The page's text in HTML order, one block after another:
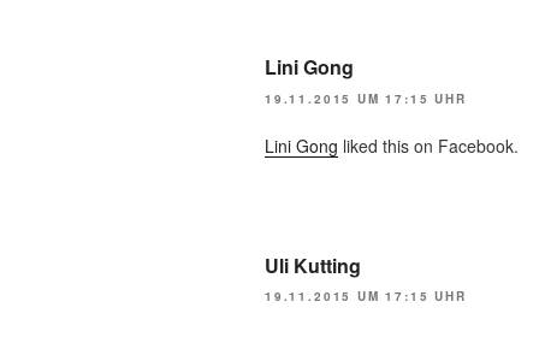
Lini Gong
19.11.2015 UM 17:15 UHR
Lini Gong liked this on Facebook.
Uli Kutting
19.11.2015 UM 17:15 UHR